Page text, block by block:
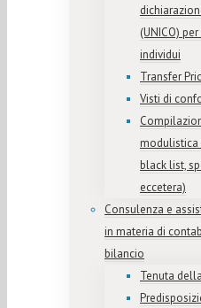
(UNICO)
individui
Transfer
Visti di
modulistica
black list,
eccetera)
Consulenza e
in materia di
bilancio
Tenuta